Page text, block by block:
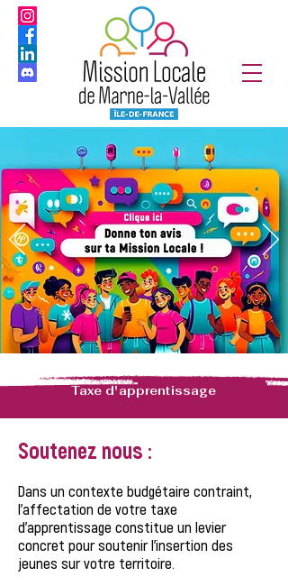
Taxe d'apprentissage
Soutenez nous :
Dans un contexte budgétaire contraint,
l’affectation de votre taxe
d’apprentissage constitue un levier
concret pour soutenir l’insertion des
jeunes sur votre territoire.​